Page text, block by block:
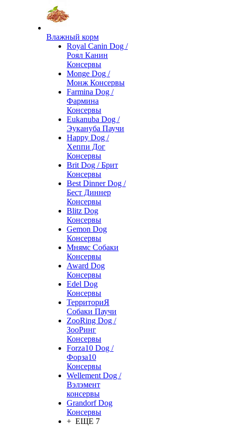
Влажный корм
Royal Canin Dog /
Роял Канин
Консервы
Monge Dog /
Монж Консервы
Farmina Dog /
Фармина
Консервы
Eukanuba Dog /
Эукануба Паучи
Happy Dog /
Хеппи Дог
Консервы
Brit Dog / Брит
Консервы
Best Dinner Dog /
Бест Диннер
Консервы
Blitz Dog
Консервы
Gemon Dog
Консервы
Мнямс Собаки
Консервы
Award Dog
Консервы
Edel Dog
Консервы
ТерриториЯ
Собаки Паучи
ZooRing Dog /
ЗооРинг
Консервы
Forza10 Dog /
Форза10
Консервы
Wellement Dog /
Вэлэмент
консервы
Grandorf Dog
Консервы
+ ЕЩЕ 7